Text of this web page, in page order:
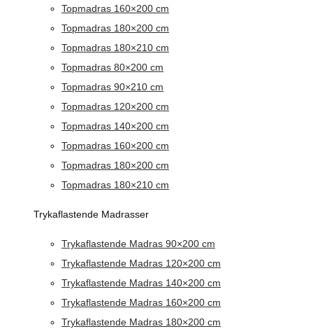
Topmadras 160×200 cm
Topmadras 180×200 cm
Topmadras 180×210 cm
Topmadras 80×200 cm
Topmadras 90×210 cm
Topmadras 120×200 cm
Topmadras 140×200 cm
Topmadras 160×200 cm
Topmadras 180×200 cm
Topmadras 180×210 cm
Trykaflastende Madrasser
Trykaflastende Madras 90×200 cm
Trykaflastende Madras 120×200 cm
Trykaflastende Madras 140×200 cm
Trykaflastende Madras 160×200 cm
Trykaflastende Madras 180×200 cm